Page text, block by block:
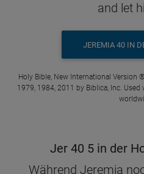
and let
JEREMIA 40 IN
Holy Bible, New International Version
1979, 1984, 2011 by Biblica, Inc.
Jer 40 5 in der
Während Jeremia